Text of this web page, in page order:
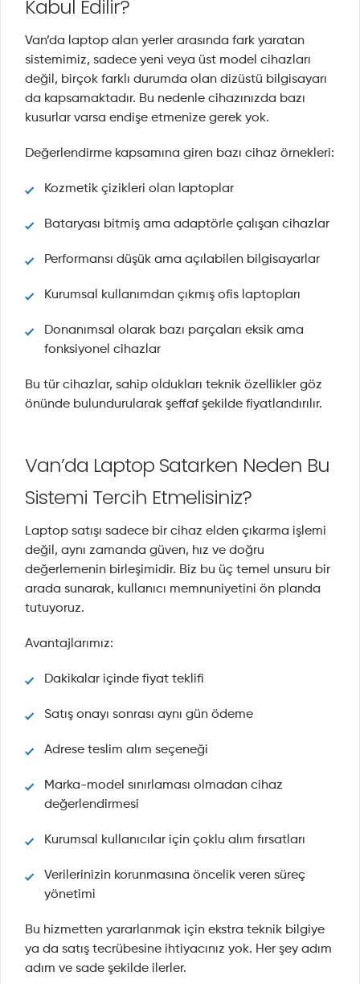
Kabul Edilir?
Van’da laptop alan yerler arasında fark yaratan
sistemimiz, sadece yeni veya üst model cihazları
değil, birçok farklı durumda olan dizüstü bilgisayarı
da kapsamaktadır. Bu nedenle cihazınızda bazı
kusurlar varsa endişe etmenize gerek yok.
Değerlendirme kapsamına giren bazı cihaz örnekleri:
Kozmetik çizikleri olan laptoplar
Bataryası bitmiş ama adaptörle çalışan cihazlar
Performansı düşük ama açılabilen bilgisayarlar
Kurumsal kullanımdan çıkmış ofis laptopları
Donanımsal olarak bazı parçaları eksik ama
fonksiyonel cihazlar
Bu tür cihazlar, sahip oldukları teknik özellikler göz
önünde bulundurularak şeffaf şekilde fiyatlandırılır.
Van’da Laptop Satarken Neden Bu
Sistemi Tercih Etmelisiniz?
Laptop satışı sadece bir cihaz elden çıkarma işlemi
değil, aynı zamanda güven, hız ve doğru
değerlemenin birleşimidir. Biz bu üç temel unsuru bir
arada sunarak, kullanıcı memnuniyetini ön planda
tutuyoruz.
Avantajlarımız:
Dakikalar içinde fiyat teklifi
Satış onayı sonrası aynı gün ödeme
Adrese teslim alım seçeneği
Marka-model sınırlaması olmadan cihaz
değerlendirmesi
Kurumsal kullanıcılar için çoklu alım fırsatları
Verilerinizin korunmasına öncelik veren süreç
yönetimi
Bu hizmetten yararlanmak için ekstra teknik bilgiye
ya da satış tecrübesine ihtiyacınız yok. Her şey adım
adım ve sade şekilde ilerler.